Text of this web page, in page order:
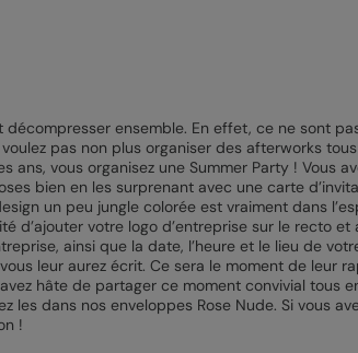
ensemble. En effet, ce ne sont
pas non plus organiser des afterworks
ans, vous organisez une Summer Party ! Vous
bien en les surprenant avec une carte
un peu jungle colorée est vraiment dans
d’ajouter votre logo d’entreprise sur le recto
ainsi que la date, l’heure et le lieu de
leur aurez écrit. Ce sera le moment de leur
hâte de partager ce moment convivial tous
les dans nos enveloppes Rose Nude. Si vous
!